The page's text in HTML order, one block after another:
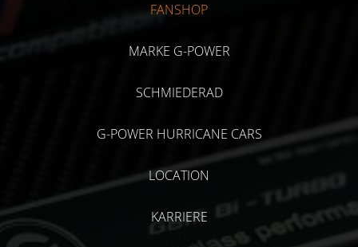
FANSHOP
MARKE G-POWER
SCHMIEDERAD
G-POWER HURRICANE CARS
LOCATION
KARRIERE